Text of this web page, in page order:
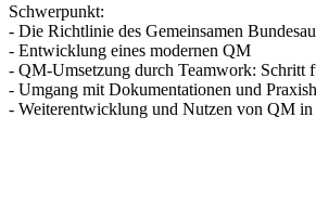
Schwerpunkt:
- Die Richtlinie des Gemeinsamen
- Entwicklung eines modernen QM
- QM-Umsetzung durch Teamwork: Schritt
- Umgang mit Dokumentationen und
- Weiterentwicklung und Nutzen von QM in